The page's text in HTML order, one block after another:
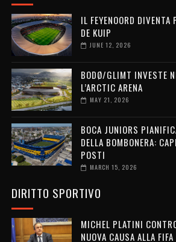
IL FEYENOORD DIVENTA
DE KUIP
JUNE 12, 2026
BODØ/GLIMT INVESTE
L’ARCTIC ARENA
MAY 21, 2026
BOCA JUNIORS
DELLA BOMBONERA:
POSTI
MARCH 15, 2026
DIRITTO SPORTIVO
MICHEL PLATINI
NUOVA CAUSA ALLA FIFA